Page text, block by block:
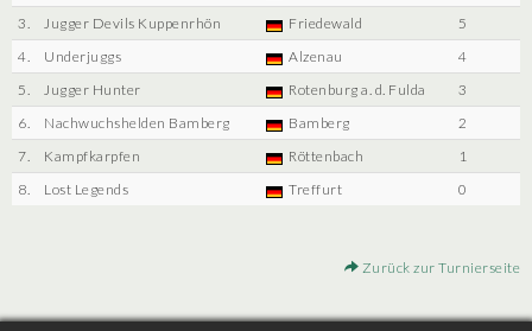
3.
Jugger Devils Kuppenrhön Friedewald
5
4.
Underjuggs Alzenau
4
5.
Jugger Hunter Rotenburg a. d. Fulda
3
6.
Nachwuchshelden Bamberg Bamberg
2
7.
Kampfkarpfen Röttenbach
1
8.
Lost Legends Treffurt 0
Zurück zur Turnierseite